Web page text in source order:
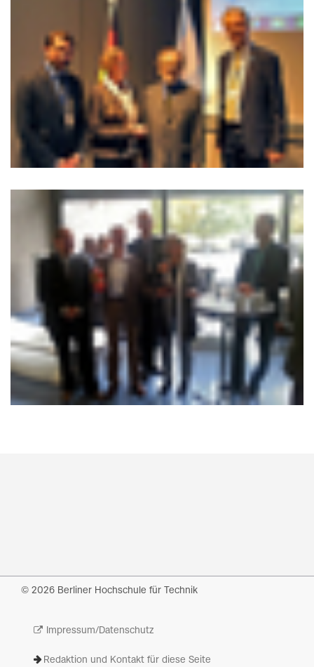
© 2026 Berliner Hochschule für Technik
Impressum/Datenschutz
Redaktion und Kontakt für diese Seite